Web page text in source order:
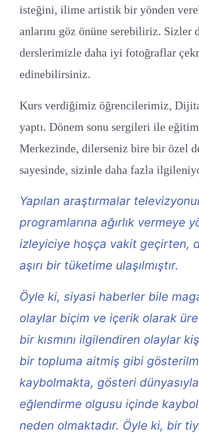
isteğini, ilime artistik bir yönden
anlarını göz önüne serebiliriz. Sizler
derslerimizle daha iyi fotoğraflar
edinebilirsiniz.
Kurs verdiğimiz öğrencilerimiz,
yaptı. Dönem sonu sergileri ile
Merkezinde, dilerseniz bire bir özel
sayesinde, sizinle daha fazla
Yapılan araştırmalar
programlarına ağırlık
izleyiciye hoşça vakit geçirten,
aşırı bir tüketime ulaşılmıştır.
Öyle ki, siyasi haberler bile
olaylar biçim ve içerik olarak
bir kısmını ilgilendiren olaylar
bir topluma aitmiş gibi
kaybolmakta, gösteri
eğlendirme olgusu içinde
neden olmaktadır. Öyle ki, bir